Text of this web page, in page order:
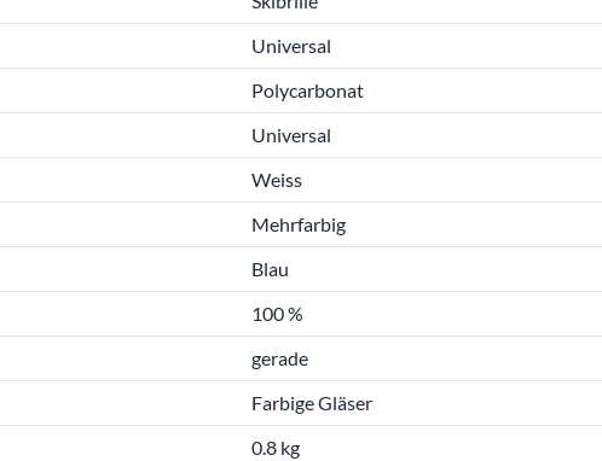
Universal
Polycarbonat
Universal
Weiss
Mehrfarbig
Blau
100 %
gerade
Farbige Gläser
0.8 kg